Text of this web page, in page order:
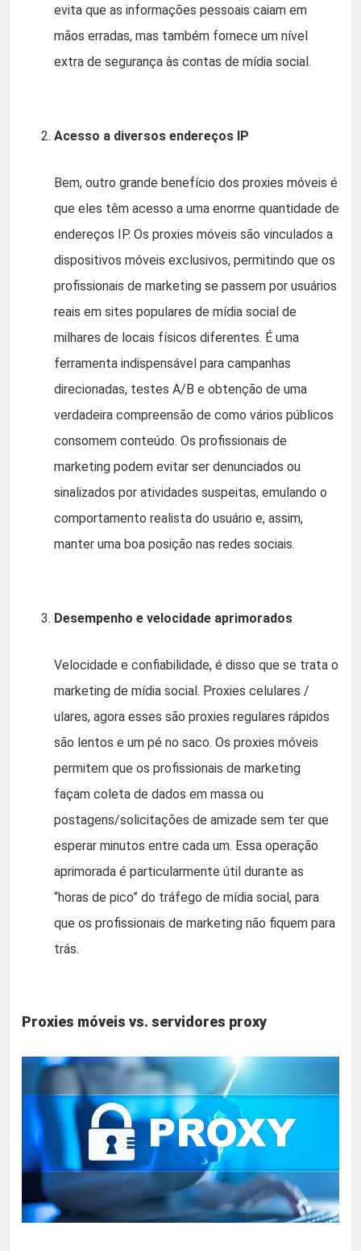
evita que as informações pessoais caiam em
mãos erradas, mas também fornece um nível
extra de segurança às contas de mídia social.
Acesso a diversos endereços IP
Bem, outro grande benefício dos proxies móveis é
que eles têm acesso a uma enorme quantidade de
endereços IP. Os proxies móveis são vinculados a
dispositivos móveis exclusivos, permitindo que os
profissionais de marketing se passem por usuários
reais em sites populares de mídia social de
milhares de locais físicos diferentes. É uma
ferramenta indispensável para campanhas
direcionadas, testes A/B e obtenção de uma
verdadeira compreensão de como vários públicos
consomem conteúdo. Os profissionais de
marketing podem evitar ser denunciados ou
sinalizados por atividades suspeitas, emulando o
comportamento realista do usuário e, assim,
manter uma boa posição nas redes sociais.
Desempenho e velocidade aprimorados
Velocidade e confiabilidade, é disso que se trata o
marketing de mídia social. Proxies celulares /
ulares, agora esses são proxies regulares rápidos
são lentos e um pé no saco. Os proxies móveis
permitem que os profissionais de marketing
façam coleta de dados em massa ou
postagens/solicitações de amizade sem ter que
esperar minutos entre cada um. Essa operação
aprimorada é particularmente útil durante as
“horas de pico” do tráfego de mídia social, para
que os profissionais de marketing não fiquem para
trás.
Proxies móveis vs. servidores proxy